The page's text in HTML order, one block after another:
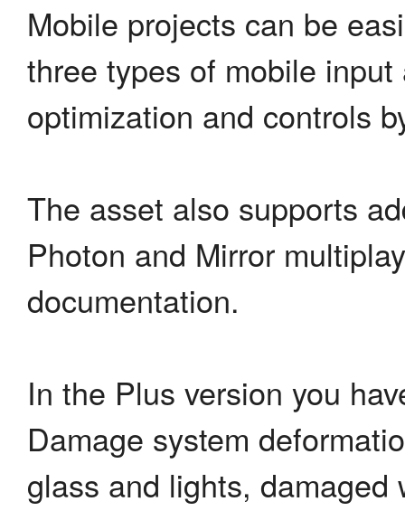
Mobile projects can be
three types of mobile
optimization and controls
The asset also supports
Photon and Mirror
documentation.
In the Plus version you
Damage system
glass and lights,